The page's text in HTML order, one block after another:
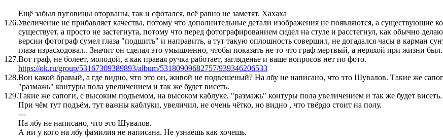
Ещё забыл пуговицы оторваны, так и сфотался, всё равно не заметят. Хахаха
126.Увеличение не прибавляет качества, потому что дополнительные детали изображения не появляются, а существующие
существует, а просто не застегнута, потому что перед фотографированием сидел на стуле и расстегнул, как обычно
версии фотограф сумел глаза "подшить" и направить, а тут такую оплошность совершил, не догадался часы в карман
глаза израсходовал.. Значит он сделал это умышленно, чтобы показать не то что граф мертвый, а неряхой при жизни был.
127.Вот граф, не болеет, молодой, а как правая ручка работает, загляденье и ваше вопросов нет по фото.
https://ok.ru/group/53167309389893/album/53180909682757/939346206533
128.Вон какой бравый, а где видно, что это он, живой не подвешеный? На лбу не написано, что это Шувалов. Такие же
"размажь" контуры пола увеличением и так же будет висеть.
129.Такие же сапоги, с высоким подъемом, на высоком каблуке, "размажь" контуры пола увеличением и так же будет висеть.
При чём тут подъём, тут важны каблуки, увеличил, не очень чётко, но видно , что твёрдо стоит на полу.
---
На лбу не написано, что это Шувалов.
А ни у кого на лбу фамилия не написана. Не узнаёшь как хочешь.